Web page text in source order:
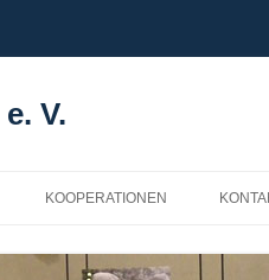
V.
KOOPERATIONEN